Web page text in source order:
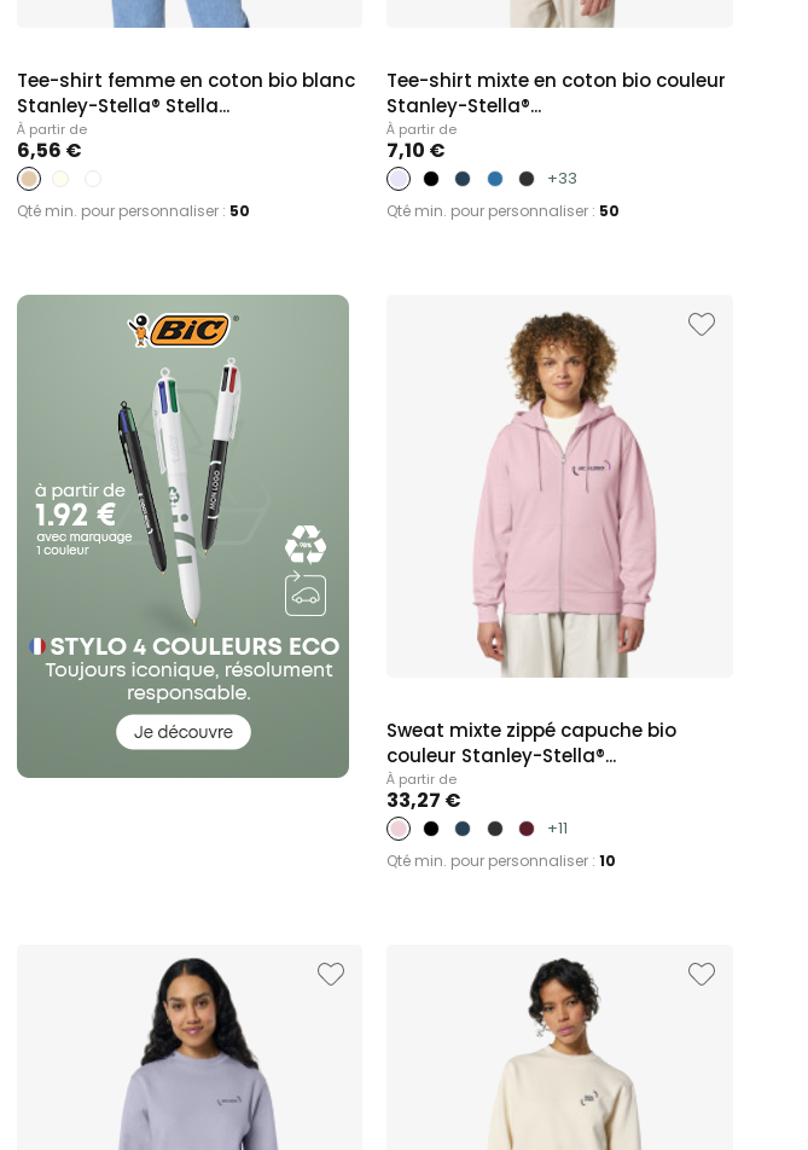
Tee-shirt femme en coton bio blanc
Stanley-Stella® Stella...
À partir de
6,56 €
Qté min. pour personnaliser : 50
Tee-shirt mixte en coton bio couleur
Stanley-Stella®...
À partir de
7,10 €
+33
Qté min. pour personnaliser : 50
Sweat mixte zippé capuche bio
couleur Stanley-Stella®...
À partir de
33,27 €
+11
Qté min. pour personnaliser :10